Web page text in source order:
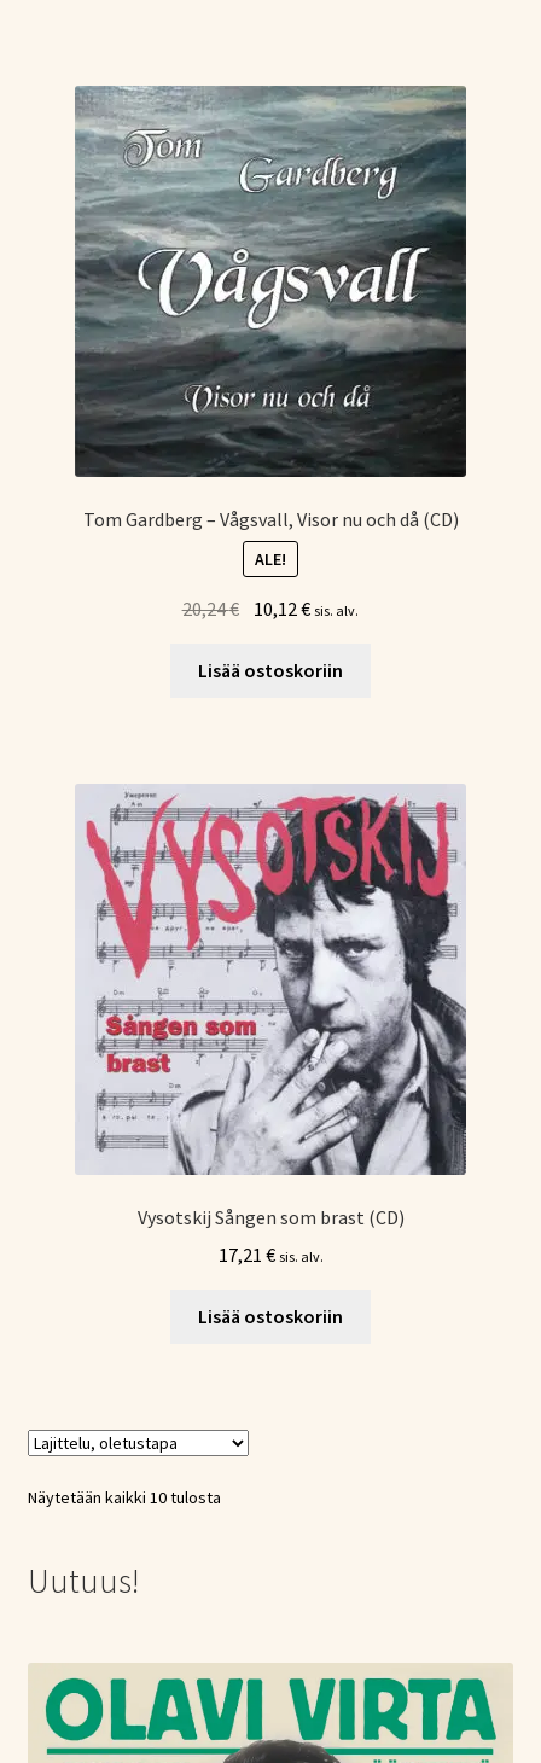
Tom Gardberg – Vågsvall, Visor nu och då (CD)
ALE!
20,24€ Alkuperäinen
oli:
10,12€Nykyinen
on:
sis. alv.
Lisää ostoskoriin
Vysotskij Sången som brast (CD)
17,21 € sis. alv.
Lisää ostoskoriin
Näytetään kaikki 10 tulosta
Uutuus!